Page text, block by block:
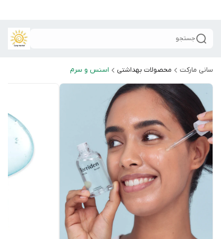
جستجو
سانی مارکت محصولات بهداشتی اسنس و سرم